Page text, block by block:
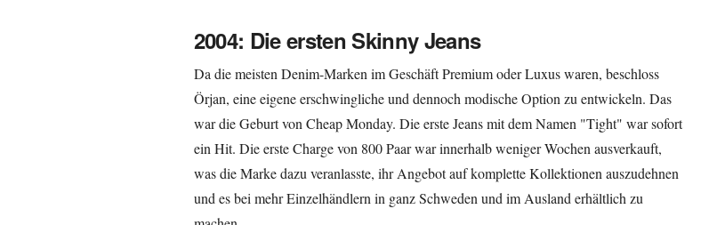
2004: Die ersten Skinny Jeans
Da die meisten Denim-Marken im Geschäft Premium oder Luxus waren, beschloss
Örjan, eine eigene erschwingliche und dennoch modische Option zu entwickeln. Das
war die Geburt von Cheap Monday. Die erste Jeans mit dem Namen "Tight" war sofort
ein Hit. Die erste Charge von 800 Paar war innerhalb weniger Wochen ausverkauft,
was die Marke dazu veranlasste, ihr Angebot auf komplette Kollektionen auszudehnen
und es bei mehr Einzelhändlern in ganz Schweden und im Ausland erhältlich zu